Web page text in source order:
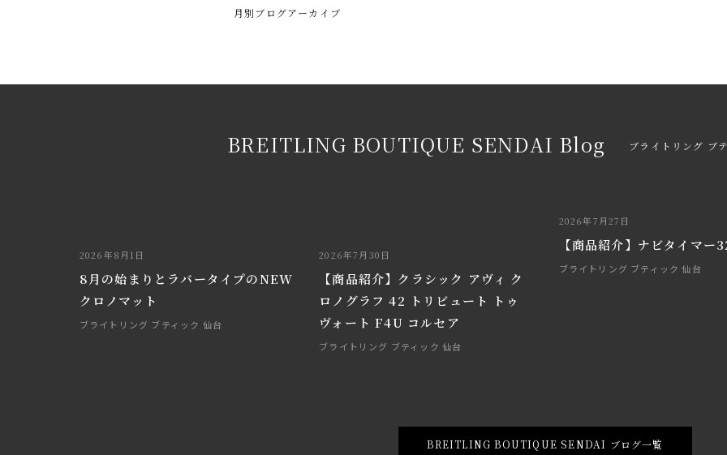
月別ブログアーカイブ
BREITLING BOUTIQUE SENDAI Blog ブライトリング ブ
2026年8月1日
8月の始まりとラバータイプのNEW
クロノマット
ブライトリング ブティック 仙台
2026年7月30日
【商品紹介】クラシック アヴィ ク
ロノグラフ 42 トリビュート トゥ
ヴォート F4U コルセア
ブライトリング ブティック 仙台
2026年7月27日
【商品紹介】ナビタイマー
ブライトリング ブティック 仙台
BREITLING BOUTIQUE SENDAI ブログ一覧